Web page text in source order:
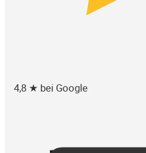
4,8 ★ bei Google